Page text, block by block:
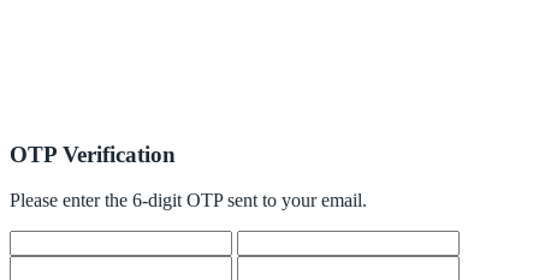
OTP Verification
Please enter the 6-digit OTP sent to your email.